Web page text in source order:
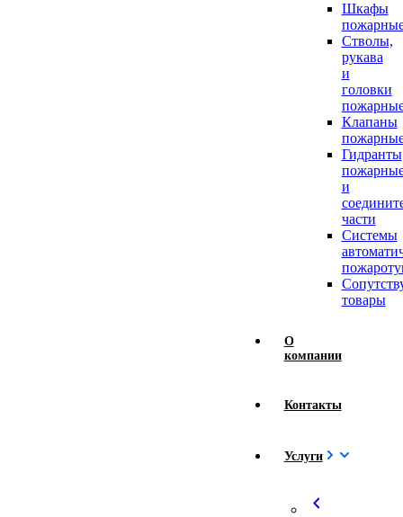
Шкафы
Стволы,
рукава
и
головки
Клапаны
Гидранты
и
части
Системы
товары
О
компании
Контакты
Услуги
chevron_left